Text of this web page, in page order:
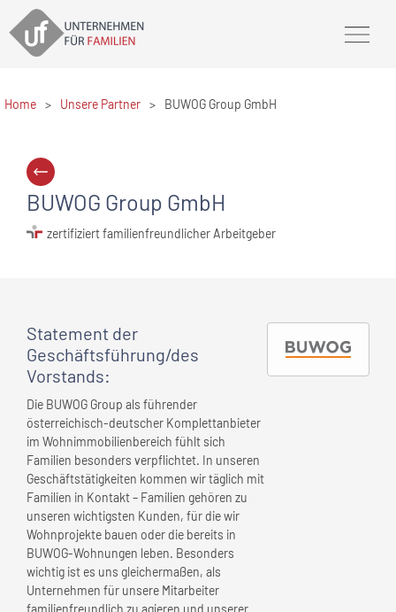
Home > Unsere Partner > BUWOG Group GmbH
BUWOG Group GmbH
zertifiziert familienfreundlicher Arbeitgeber
Statement der
Geschäftsführung/des
Vorstands:
Die BUWOG Group als führender
österreichisch-deutscher Komplettanbieter
im Wohnimmobilienbereich fühlt sich
Familien besonders verpflichtet. In unseren
Geschäftstätigkeiten kommen wir täglich mit
Familien in Kontakt – Familien gehören zu
unseren wichtigsten Kunden, für die wir
Wohnprojekte bauen oder die bereits in
BUWOG-Wohnungen leben. Besonders
wichtig ist es uns gleichermaßen, als
Unternehmen für unsere Mitarbeiter
familienfreundlich zu agieren und unserer